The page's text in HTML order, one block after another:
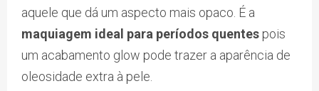
aquele que dá um aspecto mais opaco. É a
maquiagem ideal para períodos quentes pois
um acabamento glow pode trazer a aparência de
oleosidade extra à pele.